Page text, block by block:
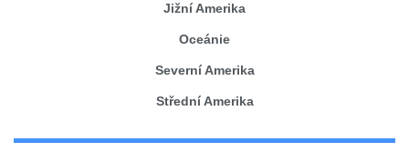
Jižní Amerika
Oceánie
Severní Amerika
Střední Amerika